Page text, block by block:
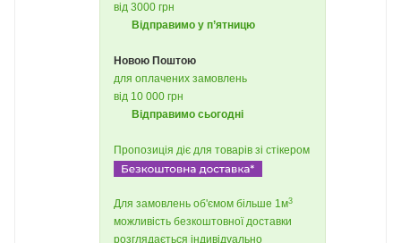
від 3000 грн
Відправимо у п’ятницю
Новою Поштою
для оплачених замовлень
від 10 000 грн
Відправимо сьогодні
Пропозиція діє для товарів зі стікером
Для замовлень об'ємом більше 1м3
можливість безкоштовної доставки
розглядається індивідуально